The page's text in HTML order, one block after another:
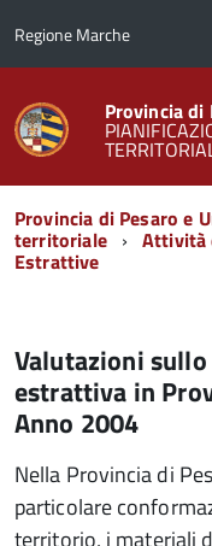
Regione Marche
Provincia di
Menu
di
navigazione
Provincia di Pesaro e
territoriale Attività
Estrattive
Valutazioni
estrattiva in
Anno 2004
Nella Provincia di
particolare
territorio, i materiali